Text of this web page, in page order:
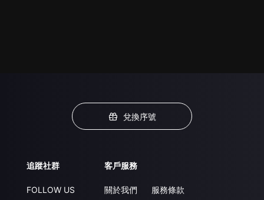
兌換序號
追蹤社群
FOLLOW US
客戶服務
關於我們
服務條款